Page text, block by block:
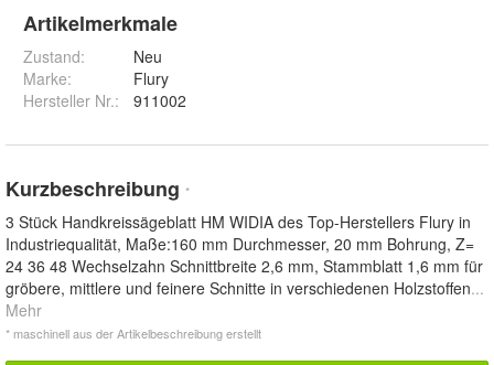
Artikelmerkmale
Zustand:
Neu
Marke:
Flury
Hersteller Nr.:
911002
Kurzbeschreibung *
3 Stück Handkreissägeblatt HM WIDIA des Top-Herstellers Flury in
Industriequalität, Maße:160 mm Durchmesser, 20 mm Bohrung, Z=
24 36 48 Wechselzahn Schnittbreite 2,6 mm, Stammblatt 1,6 mm für
gröbere, mittlere und feinere Schnitte in verschiedenen Holzstoffen...
Mehr
* maschinell aus der Artikelbeschreibung erstellt